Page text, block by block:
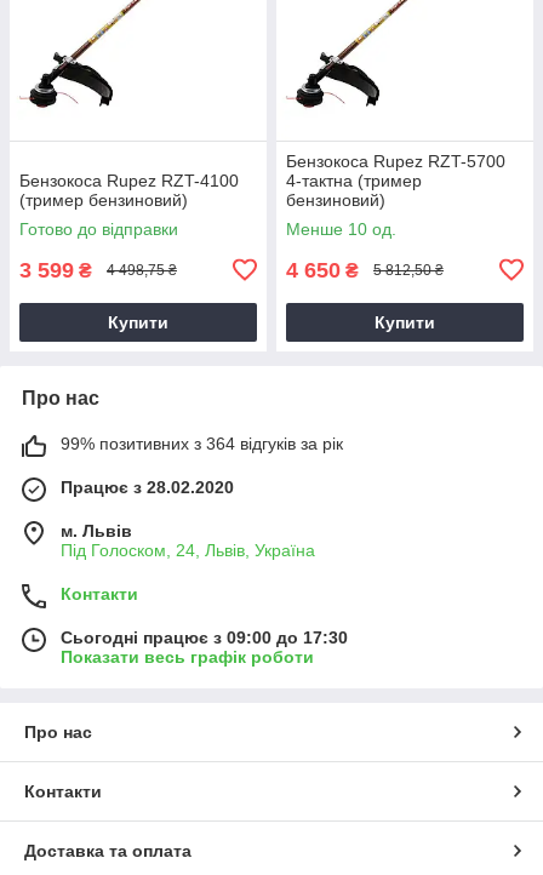
Бензокоса Rupez RZT-4100
(тример бензиновий)
Готово до відправки
3 599 ₴ 4 498,75 ₴
Купити
Бензокоса Rupez RZT-5700
4-тактна (тример
бензиновий)
Менше 10 од.
4 650 ₴ 5 812,50 ₴
Купити
Про нас
99% позитивних з 364 відгуків за рік
Працює з 28.02.2020
м. Львів
Під Голоском, 24, Львів, Україна
Контакти
Сьогодні працює з 09:00 до 17:30
Показати весь графік роботи
Про нас
Контакти
Доставка та оплата